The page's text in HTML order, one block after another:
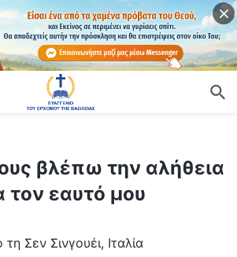
την αλήθεια για τον εαυτό μου
βλέπω την αλήθεια
τον εαυτό μου
Σεν Σινγουέι, Ιταλία